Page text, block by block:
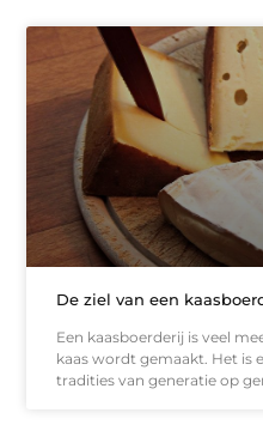
De ziel van een
Een kaasboerderij is veel
kaas wordt gemaakt. Het is
tradities van generatie op